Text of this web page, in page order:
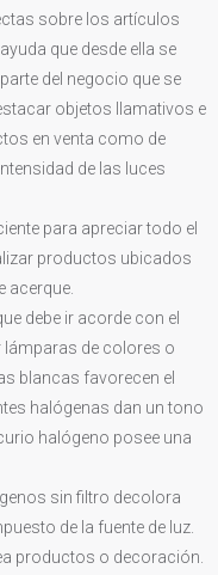
sobre los artículos
que desde ella se
del negocio que se
objetos llamativos e
en venta como de
de las luces
para apreciar todo el
productos ubicados
acerque.
debe ir acorde con el
lámparas de colores o
blancas favorecen el
halógenas dan un tono
halógeno posee una
sin filtro decolora
de la fuente de luz.
productos o decoración.